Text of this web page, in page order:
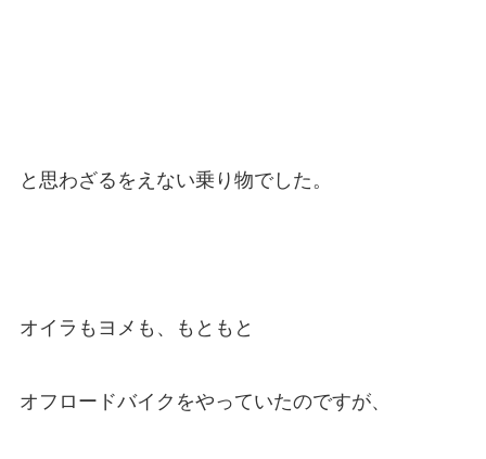
と思わざるをえない乗り物でした。
オイラもヨメも、もともと
オフロードバイクをやっていたのですが、